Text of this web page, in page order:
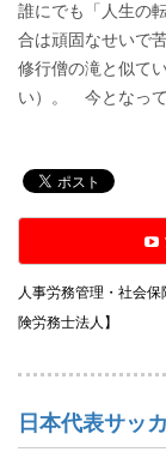
誰にでも「人生の
合は頑固なせいで
修行僧の滝と似て
い）。 今となって
人事労務管理・社会
険労務士法人】
日本代表サッ